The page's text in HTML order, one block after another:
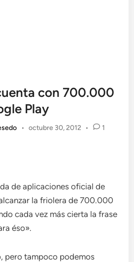
con 700.000
Play
• octubre 30, 2012 • 1
de aplicaciones oficial de
la friolera de 700.000
cada vez más cierta la frase
éso».
pero tampoco podemos